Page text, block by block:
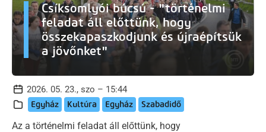
Csíksomlyói búcsú - "történelmi
feladat áll előttünk, hogy
összekapaszkodjunk és újraépítsük
a jövőnket"
2026. 05. 23., szo – 15:44
Egyház Kultúra Egyház Szabadidő
Az a történelmi feladat áll előttünk, hogy